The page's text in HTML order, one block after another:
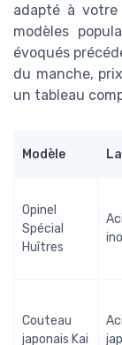
adapté à votre
modèles
évoqués
du manche,
un tableau
Modèle
Opinel
Spécial
Huîtres
Couteau
japonais Kai